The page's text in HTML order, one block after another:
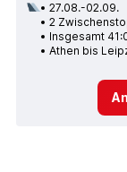
27.08.-02.09.
2
Insgesamt
Athen bis